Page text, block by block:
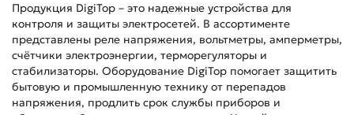
Продукция DigiTop – это надежные устройства для
контроля и защиты электросетей. В ассортименте
представлены реле напряжения, вольтметры, амперметры,
счётчики электроэнергии, терморегуляторы и
стабилизаторы. Оборудование DigiTop помогает защитить
бытовую и промышленную технику от перепадов
напряжения, продлить срок службы приборов и